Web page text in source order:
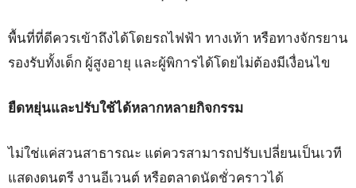
พื้นที่ที่ดีควรเข้าถึงได้โดยรถไฟฟ้า ทางเท้า หรือทางจักรยาน
รองรับทั้งเด็ก ผู้สูงอายุ และผู้พิการได้โดยไม่ต้องมีเงื่อนไข
ยืดหยุ่นและปรับใช้ได้หลากหลายกิจกรรม
ไม่ใช่แค่สวนสาธารณะ แต่ควรสามารถปรับเปลี่ยนเป็นเวที
แสดงดนตรี งานอีเวนต์ หรือตลาดนัดชั่วคราวได้